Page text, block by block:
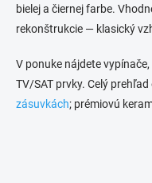
bielej a čiernej farbe.
rekonštrukcie — klasický
V ponuke nájdete
TV/SAT prvky. Celý
zásuvkách; prémiovú